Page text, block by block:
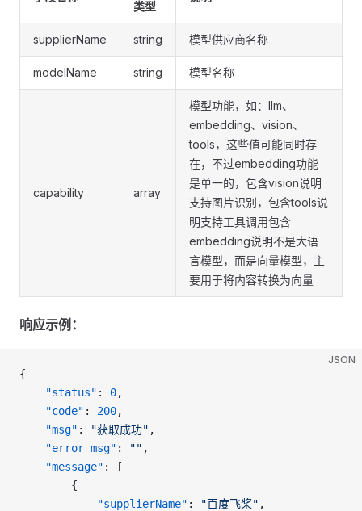
类型
supplierName string 模型供应商名称
modelName string 模型名称
capability array
模型功能，如：llm、
embedding、vision、
tools，这些值可能同时存
在，不过embedding功能
是单一的，包含vision说明
支持图片识别，包含tools说
明支持工具调用包含
embedding说明不是大语
言模型，而是向量模型，主
要用于将内容转换为向量
响应示例：
JSON
{
    "status"
: 0,
    "code"
: 200,
    "msg"
: "获取成功" ,
    "error_msg"
: "" ,
    "message"
: [
        {
            "supplierName"
: "百度飞桨" ,